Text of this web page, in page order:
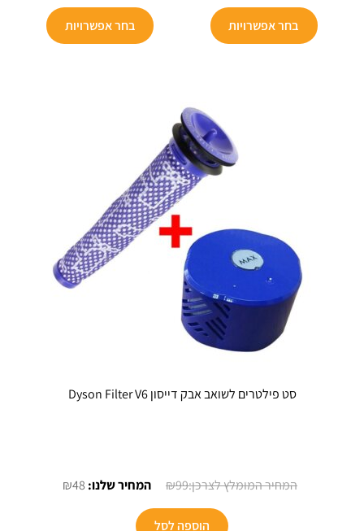
הוא:
בחר אפשרויות
הוא:
בחר אפשרויות
למוצר
זה
סט פילטרים לשואב אבק דייסון Dyson Filter V6
₪99
המחיר
המקורי
היה:
₪48 המחיר
הוספה לסל